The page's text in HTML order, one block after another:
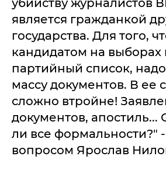
убийству журналистов
является гражданкой
государства. Для того,
кандидатом на выборах
партийный список,
массу документов. В ее
сложно втройне!
документов,
ли все формальности?" -
вопросом Ярослав